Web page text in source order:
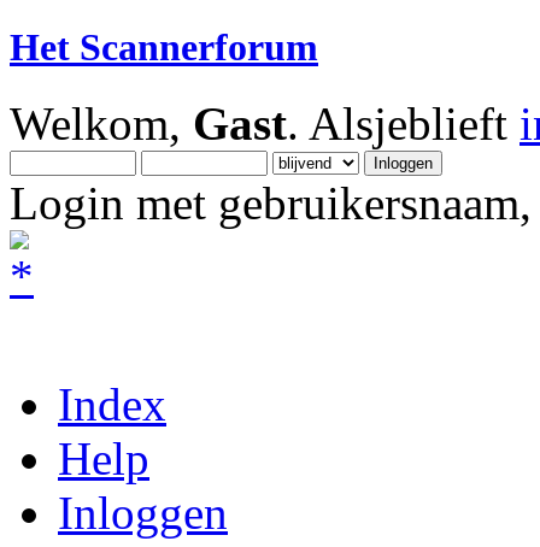
Het Scannerforum
Welkom, Gast. Alsjeblieft
Login met
Index
Help
Inloggen